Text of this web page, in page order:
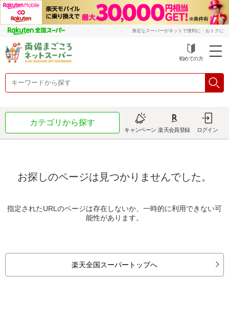
身近なスーパーがネットで便利に・おトクに
初めての方
カテゴリから探す
キャンペーン 楽天会員登録 ログイン
お探しのページは見つかりませんでした。
指定されたURLのページは存在しないか、一時的に利用できない可
能性があります。
楽天全国スーパートップへ